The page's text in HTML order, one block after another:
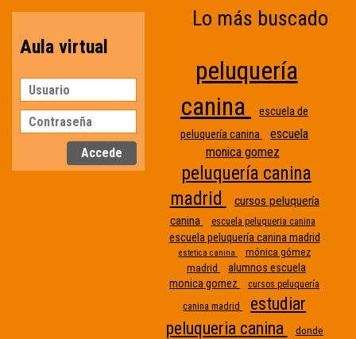
Aula virtual
Lo más buscado
peluquería
canina
escuela de
peluquería canina
escuela
monica gomez
peluquería canina
madrid
cursos peluquería
canina
escuela peluqueria canina
escuela peluquería canina madrid
estetica canina
mónica gómez
madrid
alumnos escuela
monica gomez
cursos peluquería
canina madrid
estudiar
peluqueria canina
donde